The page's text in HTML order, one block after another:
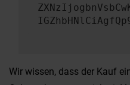
Wir wissen, dass der Kauf